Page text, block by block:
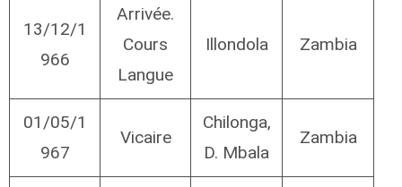
13/12/1
966
Arrivée.
Cours
Langue
Illondola Zambia
01/05/1
967
Vicaire
Chilonga,
D. Mbala
Zambia